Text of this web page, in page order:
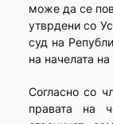
може да се
утврдени со
суд на
на начелата
Согласно со
правата на